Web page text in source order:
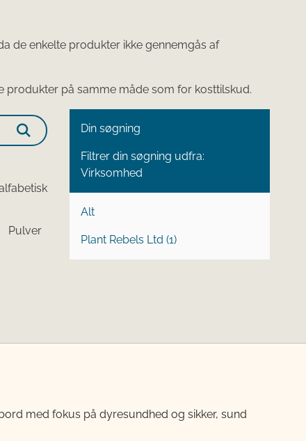
de enkelte produkter ikke gennemgås af
produkter på samme måde som for kosttilskud.​​​​​​
Pulver
Din søgning
Filtrer din søgning udfra:
Virksomhed
Alt
Plant Rebels Ltd (1)
med fokus på dyresundhed og sikker, sund